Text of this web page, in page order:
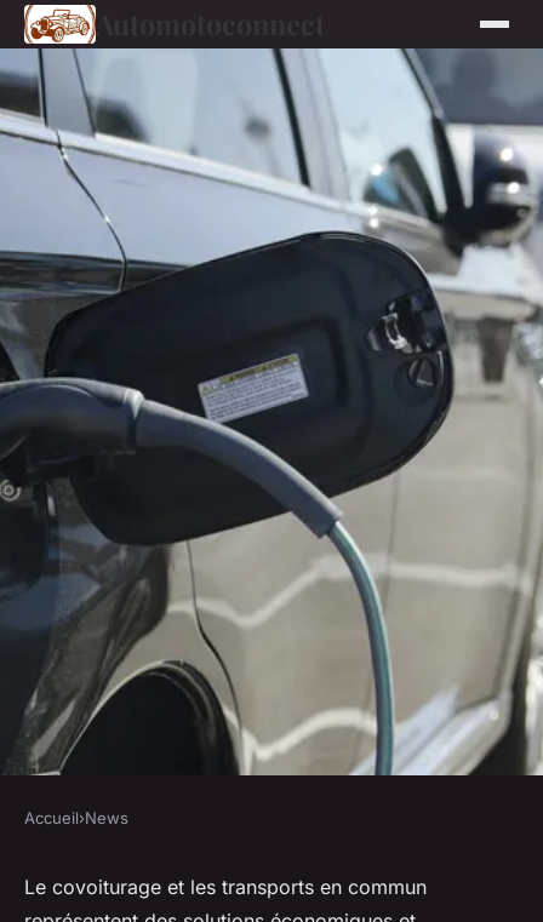
Automotoconnect
Covoiturage transport en
Accueil›News
Le covoiturage et les transports en commun